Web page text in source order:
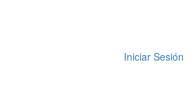
Iniciar Sesión